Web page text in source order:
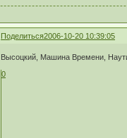
Поделиться2006-10-20 10:39:05
Высоцкий, Машина Времени,
0